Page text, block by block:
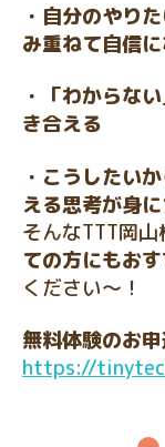
・自分のやり
み重ねて自信
・「わからな
き合える
・こうしたい
える思考が身に
そんなTTT岡山
ての方にもお
ください〜！
無料体験のお
https://